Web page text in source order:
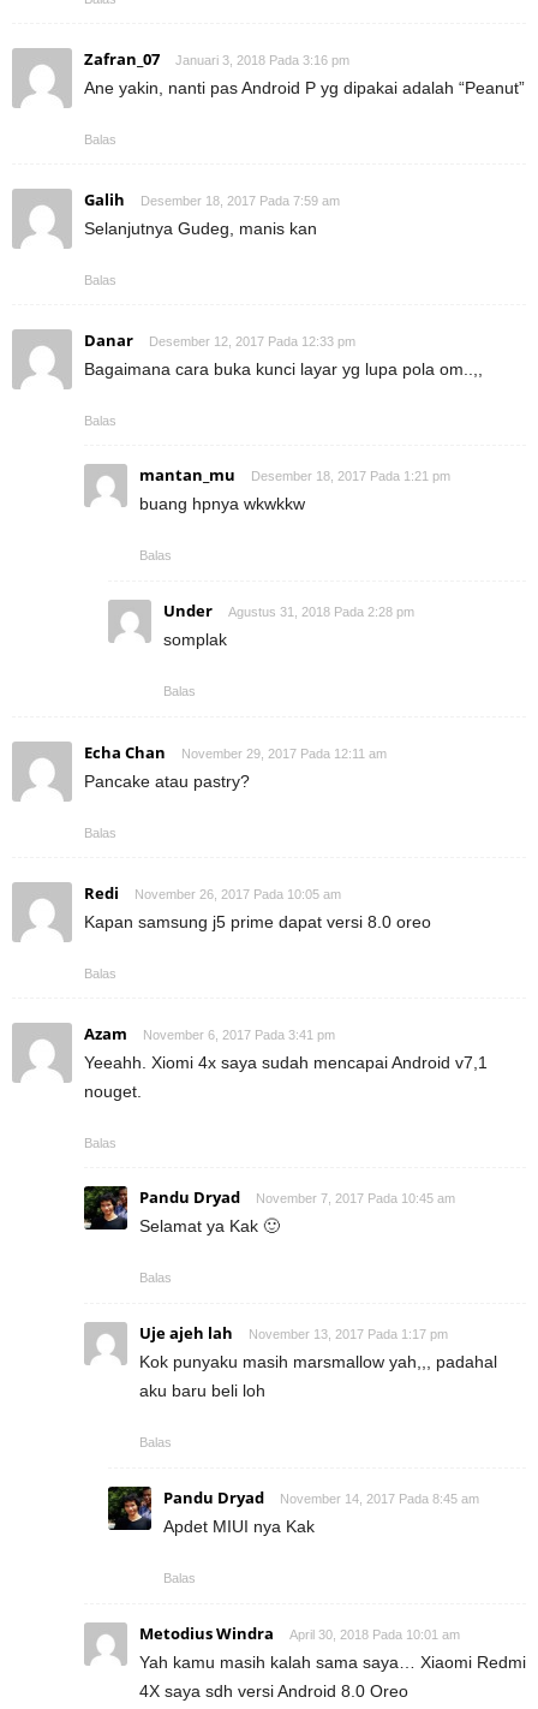
Zafran_07 Januari 3, 2018 Pada 3:16 pm
Ane yakin, nanti pas Android P yg dipakai adalah “Peanut”
Balas
Galih Desember 18, 2017 Pada 7:59 am
Selanjutnya Gudeg, manis kan
Balas
Danar Desember 12, 2017 Pada 12:33 pm
Bagaimana cara buka kunci layar yg lupa pola om..,,
Balas
mantan_mu Desember 18, 2017 Pada 1:21 pm
buang hpnya wkwkkw
Balas
Under Agustus 31, 2018 Pada 2:28 pm
somplak
Balas
Echa Chan November 29, 2017 Pada 12:11 am
Pancake atau pastry?
Balas
Redi November 26, 2017 Pada 10:05 am
Kapan samsung j5 prime dapat versi 8.0 oreo
Balas
Azam November 6, 2017 Pada 3:41 pm
Yeeahh. Xiomi 4x saya sudah mencapai Android v7,1
nouget.
Balas
Pandu Dryad November 7, 2017 Pada 10:45 am
Selamat ya Kak 🙂
Balas
Uje ajeh lah November 13, 2017 Pada 1:17 pm
Kok punyaku masih marsmallow yah,,, padahal
aku baru beli loh
Balas
Pandu Dryad November 14, 2017 Pada 8:45 am
Apdet MIUI nya Kak
Balas
Metodius Windra April 30, 2018 Pada 10:01 am
Yah kamu masih kalah sama saya… Xiaomi Redmi
4X saya sdh versi Android 8.0 Oreo